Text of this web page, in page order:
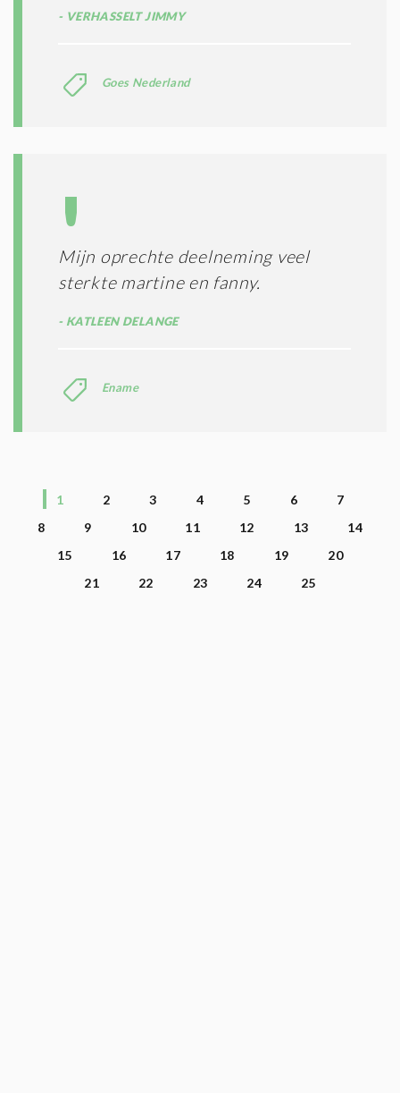
VERHASSELT JIMMY
Goes Nederland
Mijn oprechte deelneming veel
sterkte martine en fanny.
KATLEEN DELANGE
Ename
1 2 3 4 5 6
7
8
9 10 11 12 13
14
15
16 17 18 19
20
21
22 23 24 25